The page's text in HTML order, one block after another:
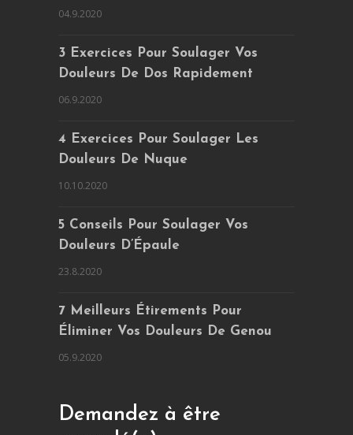
04.9.2020
3 Exercices Pour Soulager Vos
Douleurs De Dos Rapidement
06.9.2020
4 Exercices Pour Soulager Les
Douleurs De Nuque
10.10.2020
5 Conseils Pour Soulager Vos
Douleurs D’Épaule
23.8.2020
7 Meilleurs Étirements Pour
Éliminer Vos Douleurs De Genou
05.9.2020
Demandez à être